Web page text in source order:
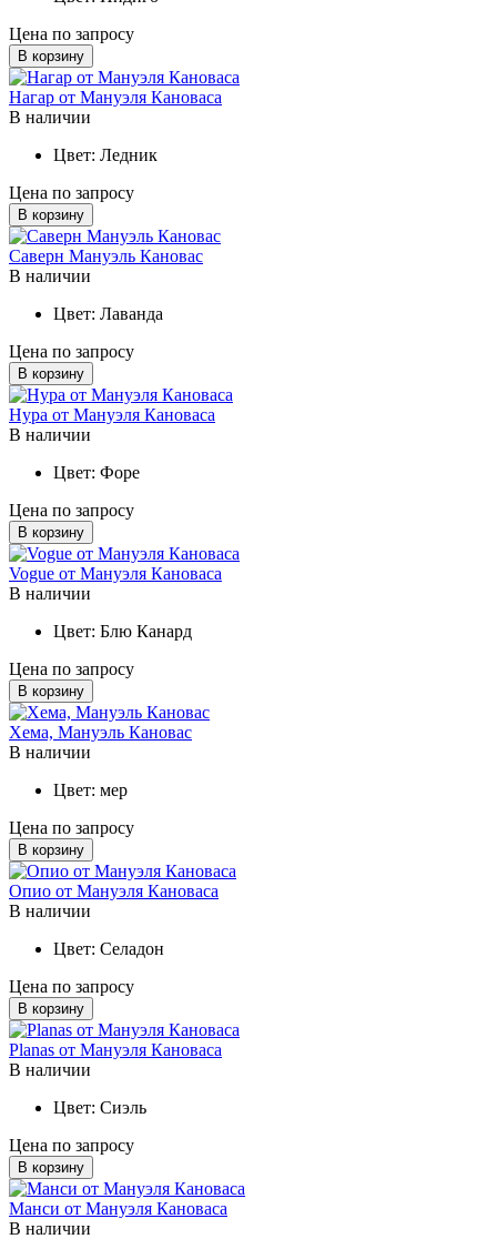
Цена по запросу
В корзину
Нагар от Мануэля Кановаса
В наличии
Цвет: Ледник
Цена по запросу
В корзину
Саверн Мануэль Кановас
В наличии
Цвет: Лаванда
Цена по запросу
В корзину
Нура от Мануэля Кановаса
В наличии
Цвет: Форе
Цена по запросу
В корзину
Vogue от Мануэля Кановаса
В наличии
Цвет: Блю Канард
Цена по запросу
В корзину
Хема, Мануэль Кановас
В наличии
Цвет: мер
Цена по запросу
В корзину
Опио от Мануэля Кановаса
В наличии
Цвет: Селадон
Цена по запросу
В корзину
Planas от Мануэля Кановаса
В наличии
Цвет: Сиэль
Цена по запросу
В корзину
Манси от Мануэля Кановаса
В наличии